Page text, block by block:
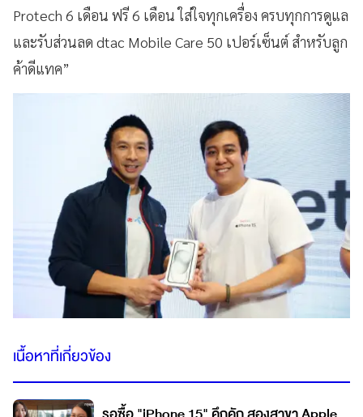
Protech 6 เดือน ฟรี 6 เดือน ใส่ใจทุกเครื่อง ครบทุกการดูแล
และรับส่วนลด dtac Mobile Care 50 เปอร์เซ็นต์ สำหรับลูก
ค้าดีแทค”
เนื้อหาที่เกี่ยวข้อง